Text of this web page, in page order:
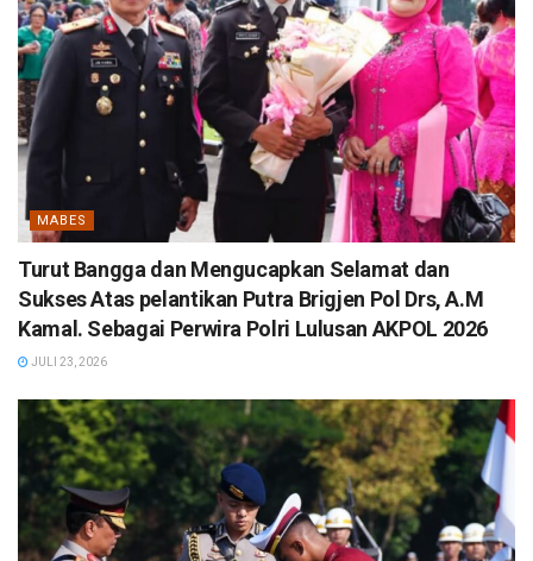
MABES
Turut Bangga dan Mengucapkan Selamat dan
Sukses Atas pelantikan Putra Brigjen Pol Drs, A.M
Kamal. Sebagai Perwira Polri Lulusan AKPOL 2026
JULI 23, 2026